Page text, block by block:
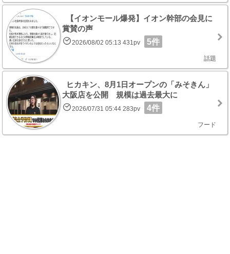
【イオンモール爆発】イオン幹部の会見に
賞賛の声
2026/08/02 05:13 431pv 5件
話題
ヒカキン、8月1日オープンの「みそきん」
大阪店を公開 規模は過去最大に
2026/07/31 05:44 283pv 4件
フード